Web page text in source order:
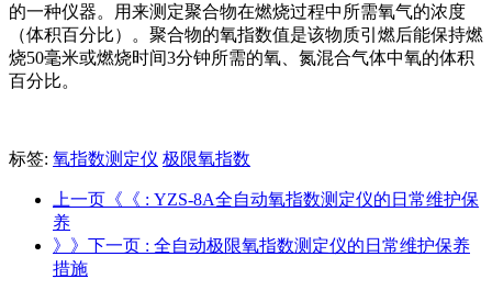
的一种仪器。用来测定聚合物在燃烧过程中所需氧气的浓度
（体积百分比）。聚合物的氧指数值是该物质引燃后能保持燃
烧50毫米或燃烧时间3分钟所需的氧、氮混合气体中氧的体积
百分比。
标签: 氧指数测定仪 极限氧指数
上一页《《 : YZS-8A全自动氧指数测定仪的日常维护保
养
》》下一页 : 全自动极限氧指数测定仪的日常维护保养
措施